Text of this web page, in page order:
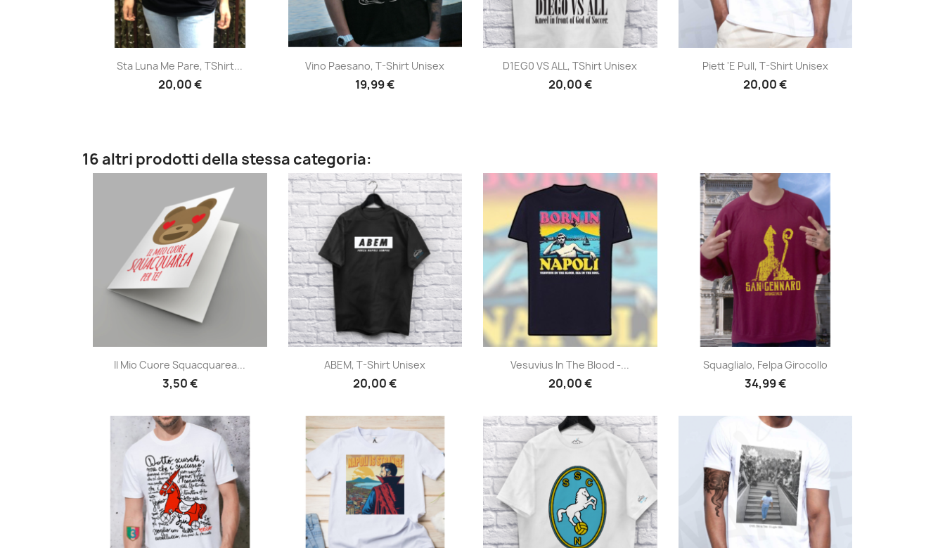
Anteprima
Sta Luna Me Pare, TShirt...
20,00 €
Anteprima
Vino Paesano, T-Shirt Unisex
19,99 €
Anteprima
D1EG0 VS ALL, TShirt Unisex
20,00 €
Anteprima
Piett 'e Pull, T-Shirt Unisex
20,00 €
16 altri prodotti della stessa categoria:
Anteprima
Il Mio Cuore Squacquarea...
3,50 €
 Anteprima
ABEM, T-Shirt Unisex
20,00 €
Anteprima
Vesuvius In The Blood -...
20,00 €
Anteprima
Squaglialo, Felpa Girocollo
34,99 €